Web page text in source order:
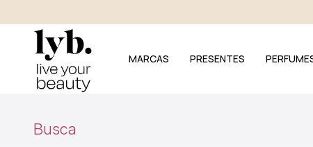
MARCAS PRESENTES
Busca